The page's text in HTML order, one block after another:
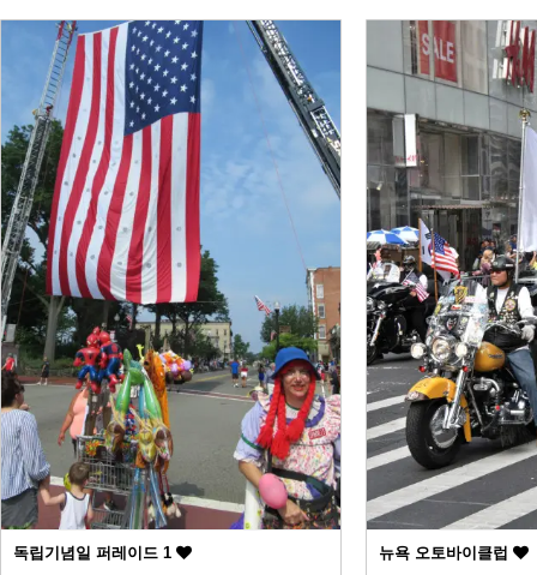
독립기념일 퍼레이드 1 뉴욕 오토바이클럽